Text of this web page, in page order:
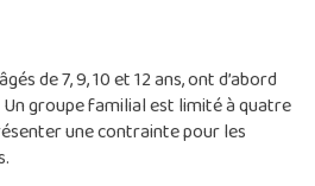
de 7, 9, 10 et 12 ans, ont d’abord
groupe familial est limité à quatre
une contrainte pour les